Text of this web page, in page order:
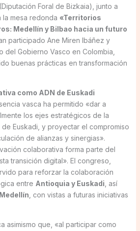
Foral de Bizkaia), junto a
la mesa redonda «Territorios
Medellín y Bilbao hacia un futuro
participado Ane Miren Ibáñez y
del Gobierno Vasco en Colombia,
buenas prácticas en transformación
como ADN de Euskadi
vasca ha permitido «dar a
los ejes estratégicos de la
Euskadi, y proyectar el compromiso
de alianzas y sinergias».
colaborativa forma parte del
transición digital». El congreso,
para reforzar la colaboración
entre Antioquia y Euskadi , así
, con vistas a futuras iniciativas
asimismo que, «al participar como